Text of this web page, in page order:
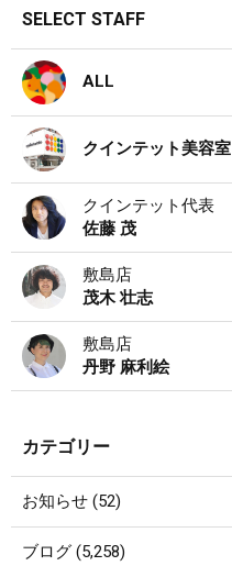
SELECT STAFF
ALL
クインテット美容室
クインテット代表
佐藤 茂
敷島店
茂木 壮志
敷島店
丹野 麻利絵
カテゴリー
お知らせ (52)
ブログ (5,258)